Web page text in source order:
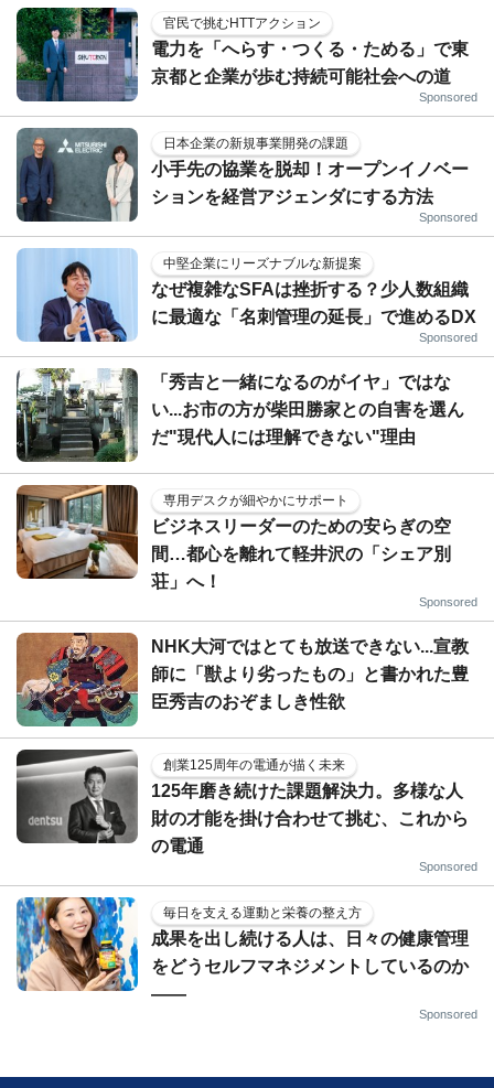
官民で挑むHTTアクション
電力を「へらす・つくる・ためる」で東
京都と企業が歩む持続可能社会への道
Sponsored
日本企業の新規事業開発の課題
小手先の協業を脱却！オープンイノベー
ションを経営アジェンダにする方法
Sponsored
中堅企業にリーズナブルな新提案
なぜ複雑なSFAは挫折する？少人数組織
に最適な「名刺管理の延長」で進めるDX
Sponsored
「秀吉と一緒になるのがイヤ」ではな
い...お市の方が柴田勝家との自害を選ん
だ"現代人には理解できない"理由
専用デスクが細やかにサポート
ビジネスリーダーのための安らぎの空
間…都心を離れて軽井沢の「シェア別
荘」へ！
Sponsored
NHK大河ではとても放送できない...宣教
師に「獣より劣ったもの」と書かれた豊
臣秀吉のおぞましき性欲
創業125周年の電通が描く未来
125年磨き続けた課題解決力。多様な人
財の才能を掛け合わせて挑む、これから
の電通
Sponsored
毎日を支える運動と栄養の整え方
成果を出し続ける人は、日々の健康管理
をどうセルフマネジメントしているのか
——
Sponsored